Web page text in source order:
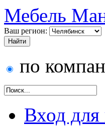
Мебель
Ваш регион:
по
Вход для